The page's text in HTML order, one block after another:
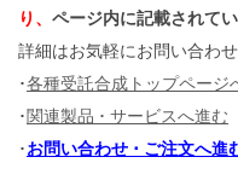
り、 ページ内に記載されて
詳細はお気軽にお問い合わせ
･各種受託合成トップページ
･関連製品 ･ サービスへ進む
･お問い合わせ ･ ご注文へ進